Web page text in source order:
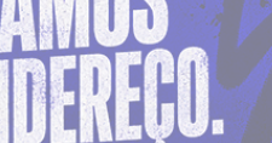
ESGOTOU AVISE-ME